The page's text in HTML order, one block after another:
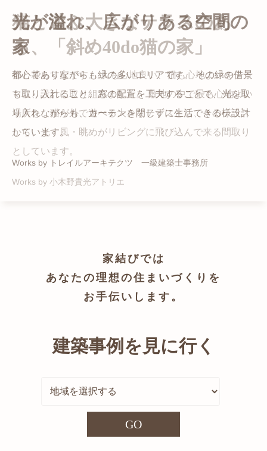
猫と暮らす家です。 人も心地良い、猫も心地よいをテー
マに、設計に取り組みました。 敷地の中で最も心地よい
場所を、猫が外で遊べる大きなテラスとし、そのテラス
から、光・風・眺めがリビングに飛び込んで来る間取り
としています。
Works by 小木野貴光アトリエ
光が溢れ、広がりある空間の
家
都心でありながらも緑の多いエリアです。 その緑の借景
も取り入れること、窓の配置を工夫することで、光を取
り入れながらも、カーテンを閉じずに生活できる様設計
しています。
Works by トレイルアーキテクツ 一級建築士事務所
自然の中の岩山を切り開いて造った、ワイルドなゲスト
ハウスをイメージした空間が広がる都市型住宅です。
かつての機織り工場が、その趣を残しつつ孫世帯の住居
へと蘇りました。
家結びでは
あなたの理想の住まいづくりを
お手伝いします。
建築事例を見に行く
GO